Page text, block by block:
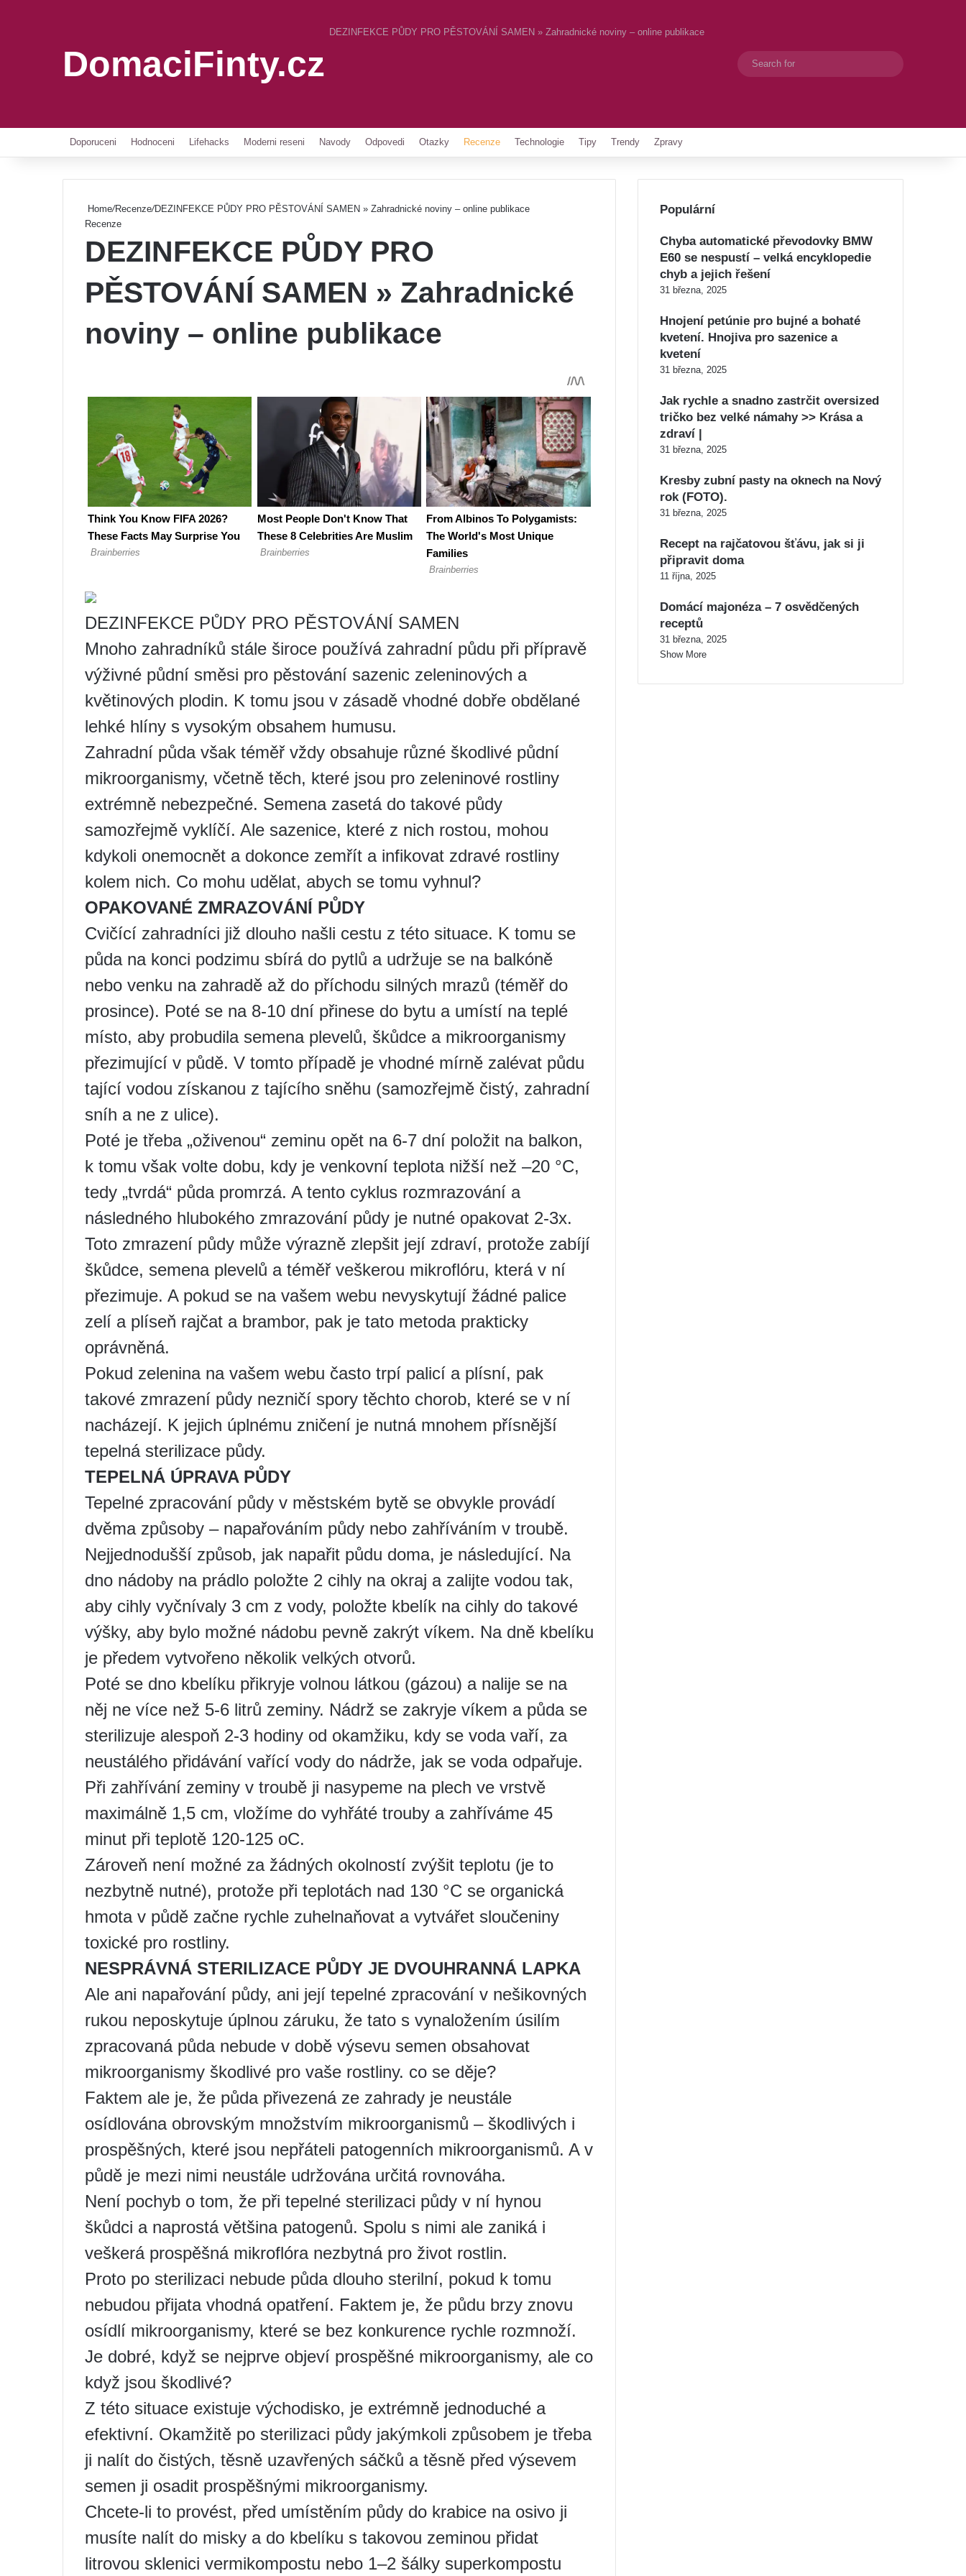
DomaciFinty.cz
DEZINFEKCE PŮDY PRO PĚSTOVÁNÍ SAMEN » Zahradnické noviny – online publikace
Switch skin
Doporuceni Hodnoceni Lifehacks Moderni reseni Navody Odpovedi Otazky Recenze Technologie Tipy Trendy Zpravy
Home/Recenze/DEZINFEKCE PŮDY PRO PĚSTOVÁNÍ SAMEN » Zahradnické noviny – online publikace
Recenze
DEZINFEKCE PŮDY PRO
PĚSTOVÁNÍ SAMEN » Zahradnické
noviny – online publikace
DEZINFEKCE PŮDY PRO PĚSTOVÁNÍ SAMEN
Mnoho zahradníků stále široce používá zahradní půdu při přípravě
výživné půdní směsi pro pěstování sazenic zeleninových a
květinových plodin. K tomu jsou v zásadě vhodné dobře obdělané
lehké hlíny s vysokým obsahem humusu.
Zahradní půda však téměř vždy obsahuje různé škodlivé půdní
mikroorganismy, včetně těch, které jsou pro zeleninové rostliny
extrémně nebezpečné. Semena zasetá do takové půdy
samozřejmě vyklíčí. Ale sazenice, které z nich rostou, mohou
kdykoli onemocnět a dokonce zemřít a infikovat zdravé rostliny
kolem nich. Co mohu udělat, abych se tomu vyhnul?
OPAKOVANÉ ZMRAZOVÁNÍ PŮDY
Cvičící zahradníci již dlouho našli cestu z této situace. K tomu se
půda na konci podzimu sbírá do pytlů a udržuje se na balkóně
nebo venku na zahradě až do příchodu silných mrazů (téměř do
prosince). Poté se na 8-10 dní přinese do bytu a umístí na teplé
místo, aby probudila semena plevelů, škůdce a mikroorganismy
přezimující v půdě. V tomto případě je vhodné mírně zalévat půdu
tající vodou získanou z tajícího sněhu (samozřejmě čistý, zahradní
sníh a ne z ulice).
Poté je třeba „oživenou“ zeminu opět na 6-7 dní položit na balkon,
k tomu však volte dobu, kdy je venkovní teplota nižší než –20 °C,
tedy „tvrdá“ půda promrzá. A tento cyklus rozmrazování a
následného hlubokého zmrazování půdy je nutné opakovat 2-3x.
Toto zmrazení půdy může výrazně zlepšit její zdraví, protože zabíjí
škůdce, semena plevelů a téměř veškerou mikroflóru, která v ní
přezimuje. A pokud se na vašem webu nevyskytují žádné palice
zelí a plíseň rajčat a brambor, pak je tato metoda prakticky
oprávněná.
Pokud zelenina na vašem webu často trpí palicí a plísní, pak
takové zmrazení půdy nezničí spory těchto chorob, které se v ní
nacházejí. K jejich úplnému zničení je nutná mnohem přísnější
tepelná sterilizace půdy.
TEPELNÁ ÚPRAVA PŮDY
Tepelné zpracování půdy v městském bytě se obvykle provádí
dvěma způsoby – napařováním půdy nebo zahříváním v troubě.
Nejjednodušší způsob, jak napařit půdu doma, je následující. Na
dno nádoby na prádlo položte 2 cihly na okraj a zalijte vodou tak,
aby cihly vyčnívaly 3 cm z vody, položte kbelík na cihly do takové
výšky, aby bylo možné nádobu pevně zakrýt víkem. Na dně kbelíku
je předem vytvořeno několik velkých otvorů.
Poté se dno kbelíku přikryje volnou látkou (gázou) a nalije se na
něj ne více než 5-6 litrů zeminy. Nádrž se zakryje víkem a půda se
sterilizuje alespoň 2-3 hodiny od okamžiku, kdy se voda vaří, za
neustálého přidávání vařící vody do nádrže, jak se voda odpařuje.
Při zahřívání zeminy v troubě ji nasypeme na plech ve vrstvě
maximálně 1,5 cm, vložíme do vyhřáté trouby a zahříváme 45
minut při teplotě 120-125 oC.
Zároveň není možné za žádných okolností zvýšit teplotu (je to
nezbytně nutné), protože při teplotách nad 130 °C se organická
hmota v půdě začne rychle zuhelnaňovat a vytvářet sloučeniny
toxické pro rostliny.
NESPRÁVNÁ STERILIZACE PŮDY JE DVOUHRANNÁ LAPKA
Ale ani napařování půdy, ani její tepelné zpracování v nešikovných
rukou neposkytuje úplnou záruku, že tato s vynaložením úsilím
zpracovaná půda nebude v době výsevu semen obsahovat
mikroorganismy škodlivé pro vaše rostliny. co se děje?
Faktem ale je, že půda přivezená ze zahrady je neustále
osídlována obrovským množstvím mikroorganismů – škodlivých i
prospěšných, které jsou nepřáteli patogenních mikroorganismů. A v
půdě je mezi nimi neustále udržována určitá rovnováha.
Není pochyb o tom, že při tepelné sterilizaci půdy v ní hynou
škůdci a naprostá většina patogenů. Spolu s nimi ale zaniká i
veškerá prospěšná mikroflóra nezbytná pro život rostlin.
Proto po sterilizaci nebude půda dlouho sterilní, pokud k tomu
nebudou přijata vhodná opatření. Faktem je, že půdu brzy znovu
osídlí mikroorganismy, které se bez konkurence rychle rozmnoží.
Je dobré, když se nejprve objeví prospěšné mikroorganismy, ale co
když jsou škodlivé?
Z této situace existuje východisko, je extrémně jednoduché a
efektivní. Okamžitě po sterilizaci půdy jakýmkoli způsobem je třeba
ji nalít do čistých, těsně uzavřených sáčků a těsně před výsevem
semen ji osadit prospěšnými mikroorganismy.
Chcete-li to provést, před umístěním půdy do krabice na osivo ji
musíte nalít do misky a do kbelíku s takovou zeminou přidat
litrovou sklenici vermikompostu nebo 1–2 šálky superkompostu
Populární
Chyba automatické převodovky BMW
E60 se nespustí – velká encyklopedie
chyb a jejich řešení
31 března, 2025
Hnojení petúnie pro bujné a bohaté
kvetení. Hnojiva pro sazenice a
kvetení
31 března, 2025
Jak rychle a snadno zastrčit oversized
tričko bez velké námahy >> Krása a
zdraví |
31 března, 2025
Kresby zubní pasty na oknech na Nový
rok (FOTO).
31 března, 2025
Recept na rajčatovou šťávu, jak si ji
připravit doma
11 října, 2025
Domácí majonéza – 7 osvědčených
receptů
31 března, 2025
Show More